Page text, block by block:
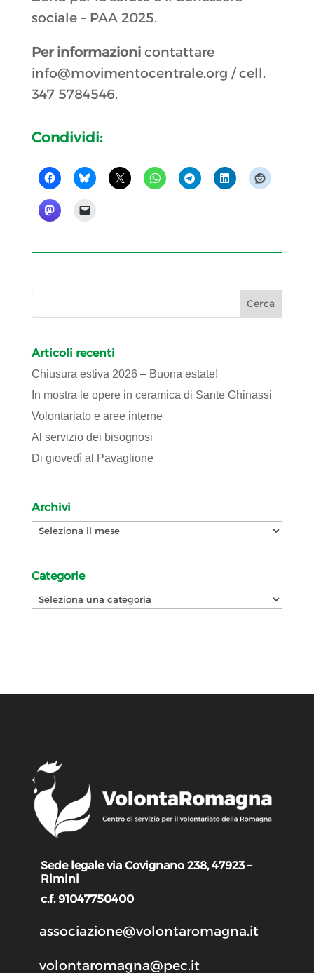
sociale – PAA 2025.
Per informazionicontattare
info@movimentocentrale.org / cell.
347 5784546.
Condividi:
Articoli recenti
Chiusura estiva 2026 – Buona estate!
In mostra le opere in ceramica di Sante Ghinassi
Volontariato e aree interne
Al servizio dei bisognosi
Di giovedì al Pavaglione
Archivi
Archivi
Categorie
Categorie
Sede legale via Covignano 238, 47923 –
Rimini
c.f. 91047750400
associazione@volontaromagna.it
volontaromagna@pec.it